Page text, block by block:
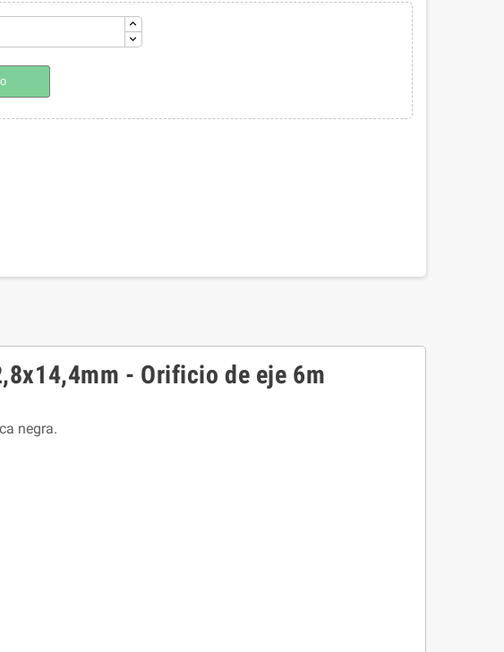
- Orificio de eje 6m
negra.